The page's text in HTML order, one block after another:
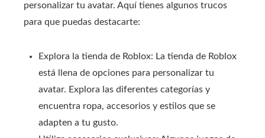
personalizar tu avatar. Aquí tienes algunos trucos
para que puedas destacarte:
Explora la tienda de Roblox: La tienda de Roblox
está llena de opciones para personalizar tu
avatar. Explora las diferentes categorías y
encuentra ropa, accesorios y estilos que se
adapten a tu gusto.